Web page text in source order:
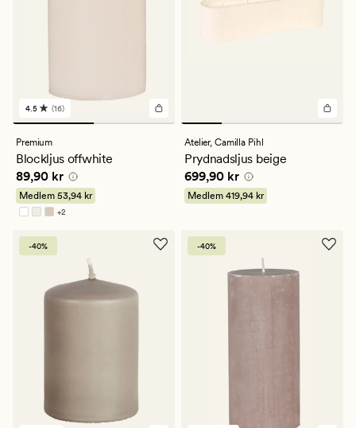
16
omdömen
med
ett
genomsnittligt
betyg
på
4.5
4.5 (16)
Premium
Blockljus offwhite
Pris 89,90 kr
89,90 kr
Medlem 53,94 kr
+2
Finns i fler färger
Atelier, Camilla Pihl
Prydnadsljus beige
Pris 699,90 kr
699,90 kr
Medlem 419,94 kr
-40% -40%